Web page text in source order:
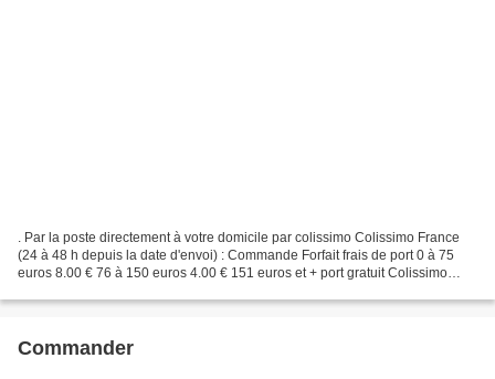
. Par la poste directement à votre domicile par colissimo Colissimo France
(24 à 48 h depuis la date d'envoi) : Commande Forfait frais de port 0 à 75
euros 8.00 € 76 à 150 euros 4.00 € 151 euros et + port gratuit Colissimo
Commander